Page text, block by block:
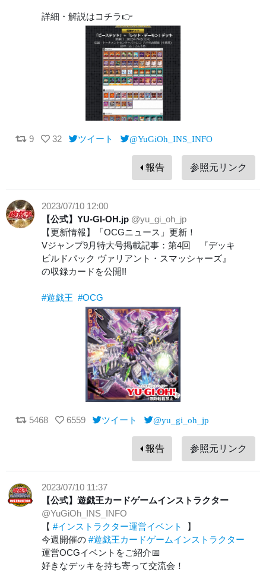
詳細・解説はコチラ👉
9 32 ツイート @YuGiOh_INS_INFO
報告 参照元リンク
2023/07/10 12:00
【公式】YU-GI-OH.jp @yu_gi_oh_jp
【更新情報】「OCGニュース」更新！
Vジャンプ9月特大号掲載記事：第4回 『デッキ
ビルドパック ヴァリアント・スマッシャーズ』
の収録カードを公開!!
#遊戯王 #OCG
5468 6559 ツイート @yu_gi_oh_jp
報告 参照元リンク
2023/07/10 11:37
【公式】遊戯王カードゲームインストラクター
@YuGiOh_INS_INFO
【 #インストラクター運営イベント
】
今週開催の #遊戯王カードゲームインストラクター
運営OCGイベントをご紹介📅
好きなデッキを持ち寄って交流会！